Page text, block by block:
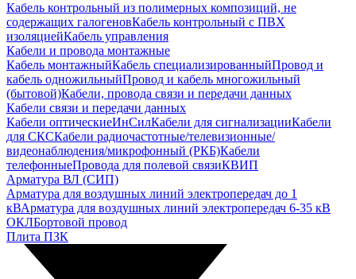
Кабель контрольный из полимерных композиций, не
содержащих галогеновКабель контрольный с ПВХ
изоляциейКабель управления
Кабели и провода монтажные
Кабель монтажныйКабель специализированныйПровод и
кабель одножильныйПровод и кабель многожильный
(бытовой)Кабели, провода связи и передачи данных
Кабели связи и передачи данных
Кабели оптическиеИнСилКабели для сигнализацииКабели
для СКСКабели радиочастотные/телевизионные/
видеонаблюдения/микрофонный (РКБ)Кабели
телефонныеПровода для полевой связиКВИП
Арматура ВЛ (СИП)
Арматура для воздушных линий электропередач до 1
кВАрматура для воздушных линий электропередач 6-35 кВ
ОКЛБортовой провод
Плита ПЗК